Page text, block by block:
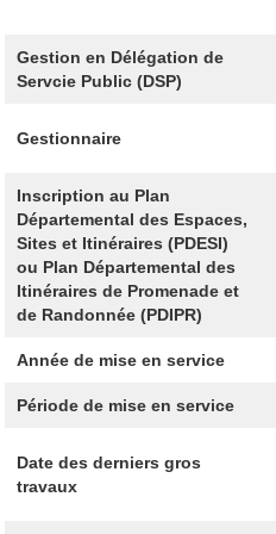
Gestion en Délégation de
Servcie Public (DSP)
Gestionnaire
Inscription au Plan
Départemental des Espaces,
Sites et Itinéraires (PDESI)
ou Plan Départemental des
Itinéraires de Promenade et
de Randonnée (PDIPR)
Année de mise en service
Période de mise en service
Date des derniers gros
travaux